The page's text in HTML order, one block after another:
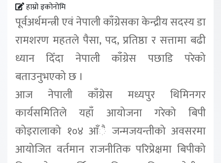
हाम्रो इकोनोमि
पूर्वअर्थमन्त्री एवं नेपाली काँग्रेसका केन्द्रीय सदस्य डा
रामशरण महतले पैसा, पद, प्रतिष्ठा र सत्तामा बढी
ध्यान दिँदा नेपाली काँग्रेस पछाडि परेको
बताउनुभएको छ ।
आज नेपाली काँग्रेस मध्यपुर थिमिनगर
कार्यसमितिले यहाँ आयोजना गरेको बिपी
कोइरालाको १०४ आँै जन्मजयन्तीको अवसरमा
आयोजित वर्तमान राजनीतिक परिप्रेक्षमा बिपीको